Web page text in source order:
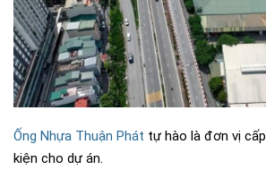
Ống Nhựa Thuận Phát tự hào là đơn vị cấp
kiện cho dự án.